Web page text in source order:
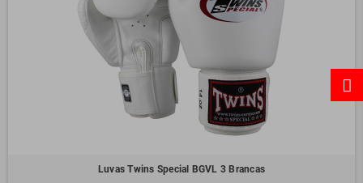
Luvas Twins Special BGVL 3 Brancas